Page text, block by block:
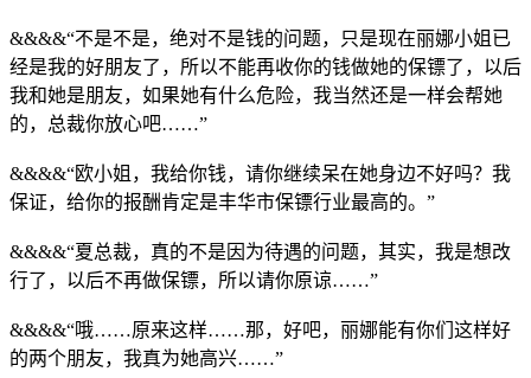
&&&&“不是不是，绝对不是钱的问题，只是现在丽娜小姐已
经是我的好朋友了，所以不能再收你的钱做她的保镖了，以后
我和她是朋友，如果她有什么危险，我当然还是一样会帮她
的，总裁你放心吧……”
&&&&“欧小姐，我给你钱，请你继续呆在她身边不好吗？我
保证，给你的报酬肯定是丰华市保镖行业最高的。”
&&&&“夏总裁，真的不是因为待遇的问题，其实，我是想改
行了，以后不再做保镖，所以请你原谅……”
&&&&“哦……原来这样……那，好吧，丽娜能有你们这样好
的两个朋友，我真为她高兴……”